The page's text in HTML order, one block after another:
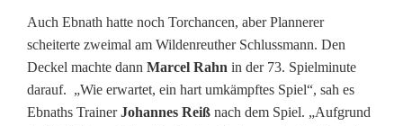
Auch Ebnath hatte noch Torchancen, aber Plannerer
scheiterte zweimal am Wildenreuther Schlussmann. Den
Deckel machte dann Marcel Rahn in der 73. Spielminute
darauf. „Wie erwartet, ein hart umkämpftes Spiel“, sah es
Ebnaths TrainerJohannes Reiß nach dem Spiel. „Aufgrund